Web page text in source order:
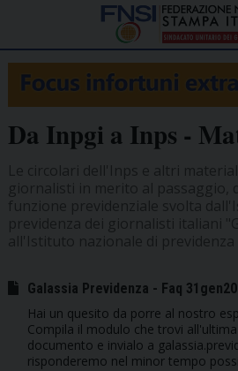
Da Inpgi a Inps -
Galassia Previdenza - Faq
Hai un quesito da porre al nostro
Compila il modulo che trovi
documento e invialo a
risponderemo nel minor tempo